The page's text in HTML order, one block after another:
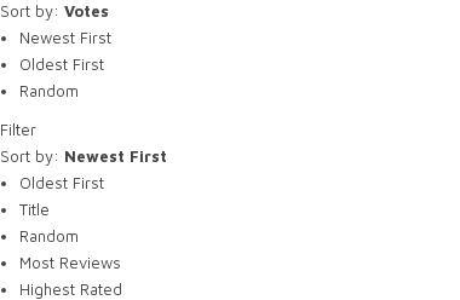
Sort by: Votes
Newest First
Oldest First
Random
Filter
Sort by: Newest First
Oldest First
Title
Random
Most Reviews
Highest Rated